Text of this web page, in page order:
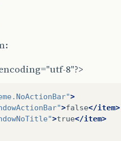
8"?>
>
>false</item>
>true</item>